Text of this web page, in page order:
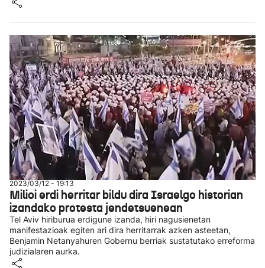
2023/03/12 - 19:13
Milioi erdi herritar bildu dira Israelgo historian
izandako protesta jendetsuenean
Tel Aviv hiriburua erdigune izanda, hiri nagusienetan
manifestazioak egiten ari dira herritarrak azken asteetan,
Benjamin Netanyahuren Gobernu berriak sustatutako erreforma
judizialaren aurka.